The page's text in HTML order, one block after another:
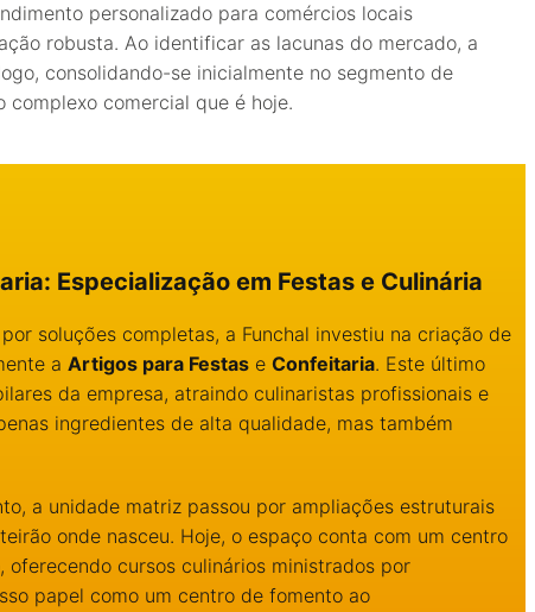
personalizado para comércios locais
robusta. Ao identificar as lacunas do mercado, a
consolidando-se inicialmente no segmento de
complexo comercial que é hoje.
Especialização em Festas e Culinária
soluções completas, a Funchal investiu na criação de
a Artigos para Festas e Confeitaria. Este último
da empresa, atraindo culinaristas profissionais e
ingredientes de alta qualidade, mas também
a unidade matriz passou por ampliações estruturais
onde nasceu. Hoje, o espaço conta com um centro
oferecendo cursos culinários ministrados por
papel como um centro de fomento ao